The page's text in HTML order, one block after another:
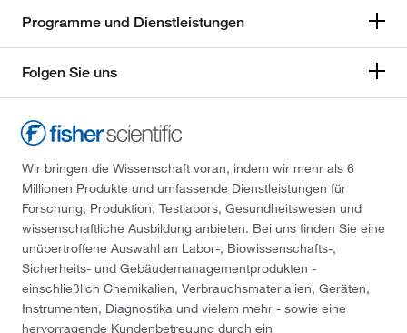
Programme und Dienstleistungen
Folgen Sie uns
Wir bringen die Wissenschaft voran, indem wir mehr als 6
Millionen Produkte und umfassende Dienstleistungen für
Forschung, Produktion, Testlabors, Gesundheitswesen und
wissenschaftliche Ausbildung anbieten. Bei uns finden Sie eine
unübertroffene Auswahl an Labor-, Biowissenschafts-,
Sicherheits- und Gebäudemanagementprodukten -
einschließlich Chemikalien, Verbrauchsmaterialien, Geräten,
Instrumenten, Diagnostika und vielem mehr - sowie eine
hervorragende Kundenbetreuung durch ein